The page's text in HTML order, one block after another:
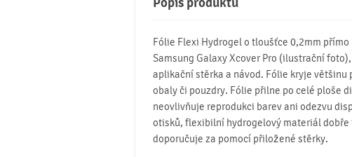
Fólie Flexi Hydrogel o tloušťce 0,2mm
Samsung Galaxy Xcover Pro (ilustrační
aplikační stěrka a návod. Fólie kryje
obaly či pouzdry. Fólie přilne po celé ploše
neovlivňuje reprodukci barev ani odezvu
otisků, flexibilní hydrogelový materiál
doporučuje za pomocí přiložené stěrky.